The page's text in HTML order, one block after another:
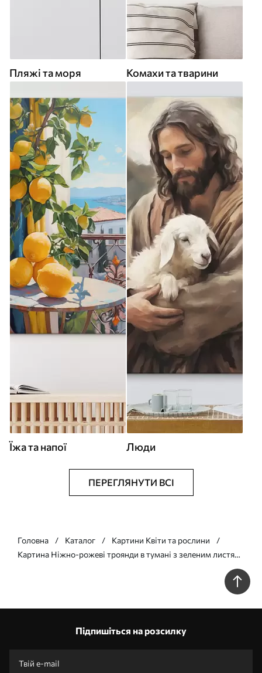
Пляжі та моря Комахи та тварини
Їжа та напої Люди
ПЕРЕГЛЯНУТИ ВСІ
Головна Каталог
Картини Квіти та рослини
Картина Ніжно-рожеві троянди в тумані з зеленим листям
Підпишіться на розсилку